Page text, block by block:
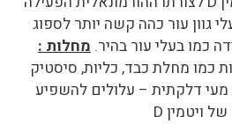
גוון עור כהה קשה יותר לספוג
כמו בעלי עור בהיר. מחלות:
כמו מחלת כבד, כליות, סיסטיק
דלקתית – עלולים להשפיע
ויטמין D